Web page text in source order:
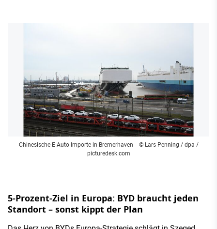
Chinesische E-Auto-Importe in Bremerhaven - © Lars Penning / dpa /
picturedesk.com
5-Prozent-Ziel in Europa: BYD braucht jeden
Standort – sonst kippt der Plan